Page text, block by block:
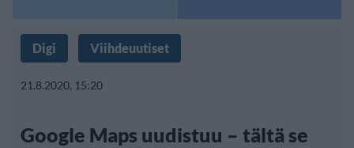
Digi Viihdeuutiset
21.8.2020, 15:20
Google Maps uudistuu – tältä se